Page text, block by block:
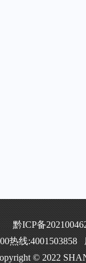
黔ICP备
热线:4001503858
© 2022